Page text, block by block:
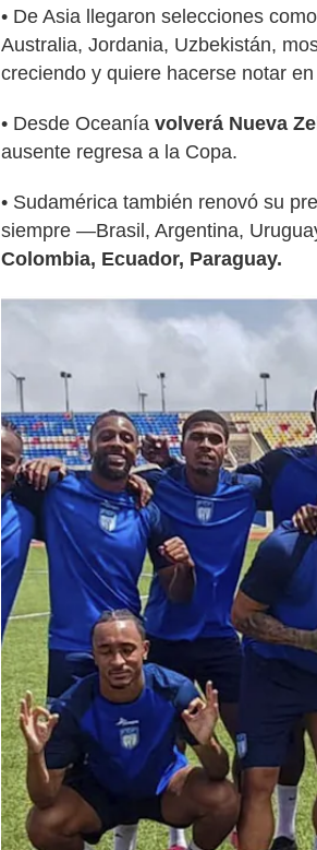
• De Asia llegaron selecciones como
Australia, Jordania, Uzbekistán,
creciendo y quiere hacerse notar
• Desde Oceanía volverá Nueva
ausente regresa a la Copa.
• Sudamérica también renovó su
siempre —Brasil, Argentina,
Colombia, Ecuador, Paraguay.